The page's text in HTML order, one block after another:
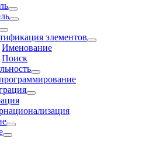
элементов
Именование
Поиск